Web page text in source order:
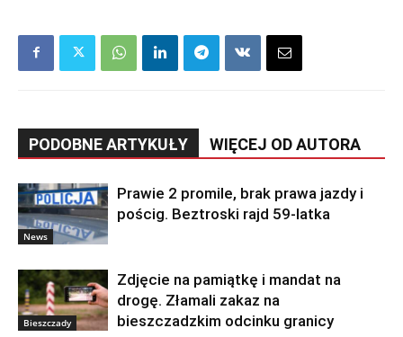
PODOBNE ARTYKUŁY WIĘCEJ OD AUTORA
News
Prawie 2 promile, brak prawa jazdy i
pościg. Beztroski rajd 59-latka
Bieszczady
Zdjęcie na pamiątkę i mandat na
drogę. Złamali zakaz na
bieszczadzkim odcinku granicy